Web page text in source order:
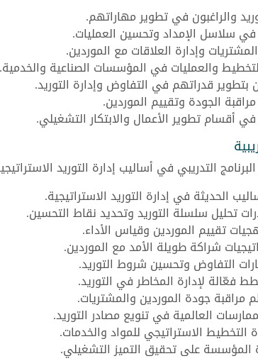
والراغبون في تطوير مهاراتهم.
في سلاسل الإمداد وتحسين العمليات.
وإدارة العلاقات مع الموردين.
والعمليات في المؤسسات الصناعية والخدمية.
بتطوير قدراتهم في التفاوض وإدارة التوريد.
الجودة وتقييم الموردين.
في أقسام تطوير الأعمال والابتكار التشغيلي.
التدريبي في أساليب إدارة التوريد
الحديثة في إدارة التوريد الاستراتيجية.
تحليل سلسلة التوريد وتحديد نقاط التحسين.
تقييم الموردين وقياس الأداء.
شراكة طويلة الأمد مع الموردين.
التفاوض وتحسين شروط التوريد.
فعّالة لإدارة المخاطر في التوريد.
مراقبة جودة الموردين والمشتريات.
العالمية في تنويع مصادر التوريد.
التخطيط الاستراتيجي للمواد والخدمات.
المؤسسة على تحقيق التميز التشغيلي.